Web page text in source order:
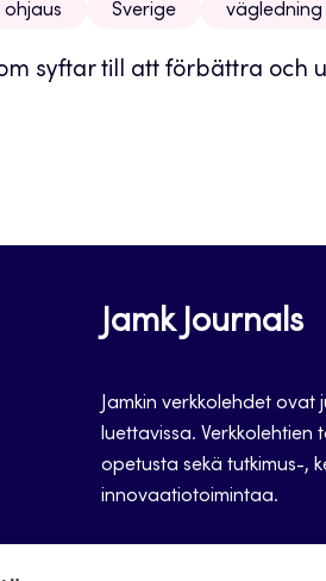
ohjaus Sverige vägledning
syftar till att förbättra och
Jamk Journals
Jamkin verkkolehdet ovat
luettavissa. Verkkolehtien
opetusta sekä tutkimus-,
innovaatiotoimintaa.